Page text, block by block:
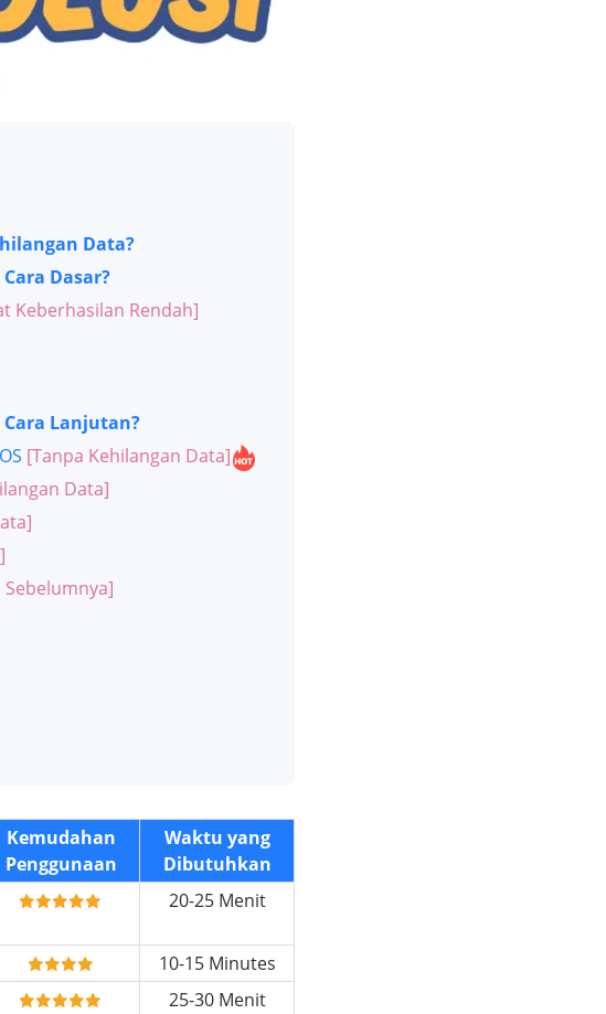
Data?
Dasar?
Keberhasilan Rendah]
Lanjutan?
[Tanpa Kehilangan Data]
Data]
Kemudahan
Penggunaan
Waktu yang
Dibutuhkan
20-25 Menit
10-15 Minutes
25-30 Menit